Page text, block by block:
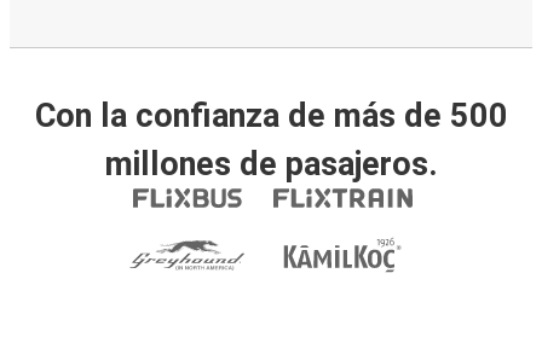
Con la confianza de más de 500
millones de pasajeros.